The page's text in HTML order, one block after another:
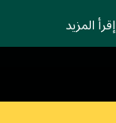
إقرأ المزيد